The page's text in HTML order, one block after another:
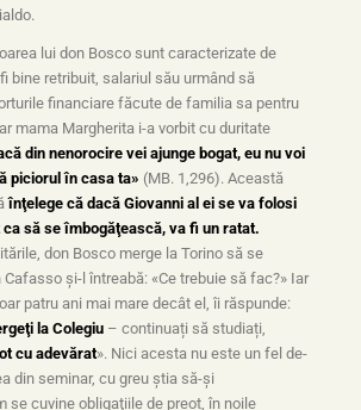
lui don Bosco sunt caracterizate de
bine retribuit, salariul său urmând să
financiare făcute de familia sa pentru
mama Margherita i-a vorbit cu duritate
din nenorocire vei ajunge bogat, eu nu voi
piciorul în casa ta» (MB. 1,296). Această
înţelege că dacă Giovanni al ei se va folosi
să se îmbogăţească, va fi un ratat.
don Bosco merge la Torino să se
şi-l întreabă: «Ce trebuie să fac?» Iar
patru ani mai mare decât el, îi răspunde:
la Colegiu– continuați să studiați,
cu adevărat». Nici acesta nu este un fel de-
din seminar, cu greu ştia să-şi
se cuvine obligaţiile de preot, în noile